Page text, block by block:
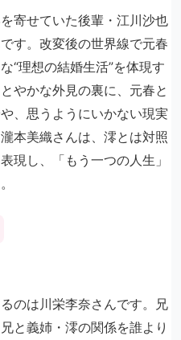
寄せていた後輩・江川沙也
す。改変後の世界線で元春
“理想の結婚生活”を体現す
やかな外見の裏に、元春と
、思うようにいかない現実
本美織さんは、澪とは対照
現し、「もう一つの人生」
のは川栄李奈さんです。兄
と義姉・澪の関係を誰より